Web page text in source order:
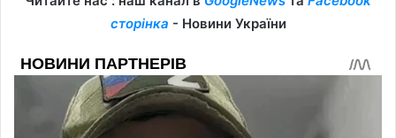
сторінка - Новини України